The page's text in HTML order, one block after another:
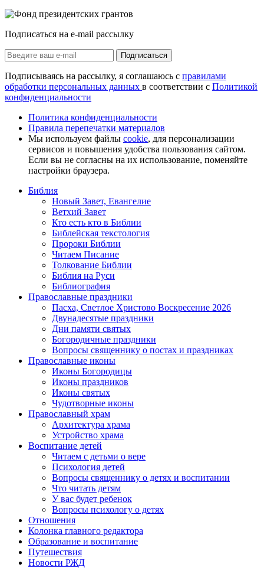
Подписаться на e-mail рассылку
Подписаться
Подписываясь на рассылку, я соглашаюсь с правилами
обработки персональных данных в соответствии с Политикой
конфиденциальности
Политика конфиденциальности
Правила перепечатки материалов
Мы используем файлы cookie, для персонализации
сервисов и повышения удобства пользования сайтом.
Если вы не согласны на их использование, поменяйте
настройки браузера.
Библия
Новый Завет, Евангелие
Ветхий Завет
Кто есть кто в Библии
Библейская текстология
Пророки Библии
Читаем Писание
Толкование Библии
Библия на Руси
Библиография
Православные праздники
Пасха, Светлое Христово Воскресение 2026
Двунадесятые праздники
Дни памяти святых
Богородичные праздники
Вопросы священнику о постах и праздниках
Православные иконы
Иконы Богородицы
Иконы праздников
Иконы святых
Чудотворные иконы
Православный храм
Архитектура храма
Устройство храма
Воспитание детей
Читаем с детьми о вере
Психология детей
Вопросы священнику о детях и воспитании
Что читать детям
У вас будет ребенок
Вопросы психологу о детях
Отношения
Колонка главного редактора
Образование и воспитание
Путешествия
Новости РЖД